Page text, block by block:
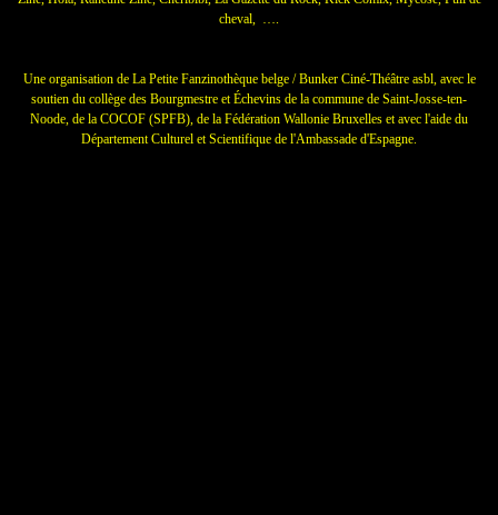
cheval, ….
Une organisation de La Petite Fanzinothèque belge / Bunker Ciné-Théâtre asbl, avec le
soutien du collège des Bourgmestre et Échevins de la commune de Saint-Josse-ten-
Noode, de la COCOF (SPFB), de la Fédération Wallonie Bruxelles et avec l'aide du
Département Culturel et Scientifique de l'Ambassade d'Espagne.